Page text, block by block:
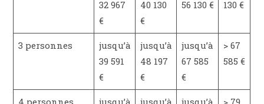
32 967
€
40 130
€
56 130 €
130 €
3 personnes
jusqu’à
39 591
€
jusqu’à
48 197
€
jusqu’à
67 585
€
> 67
585 €
4 personnes
jusqu’à
jusqu’à
jusqu’à
> 79